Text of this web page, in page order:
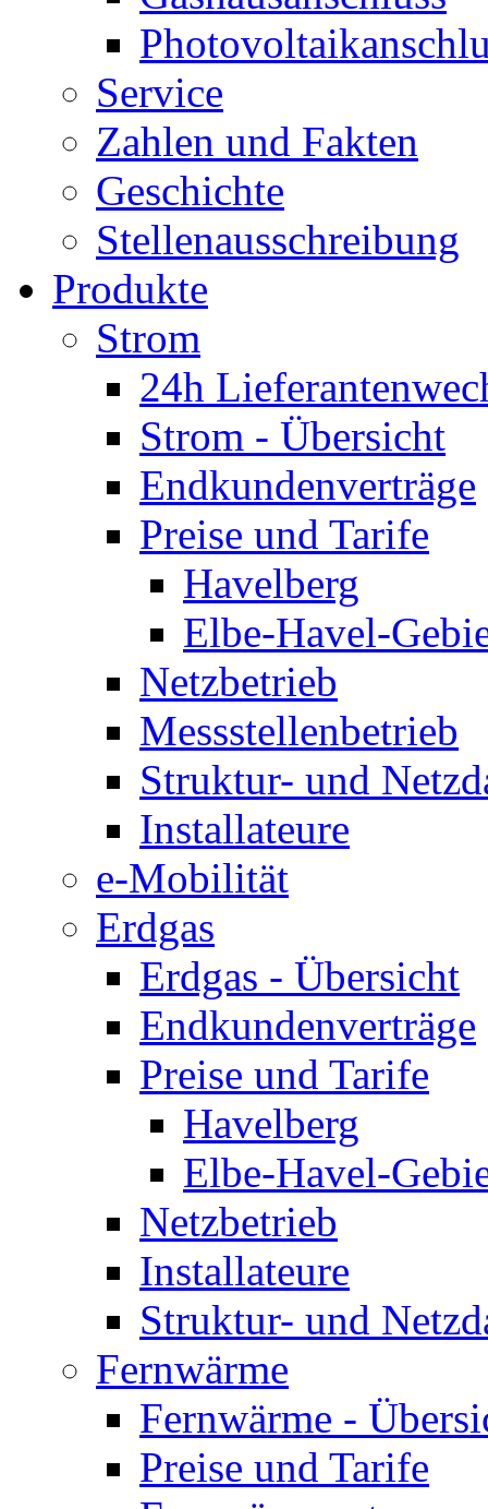
Service
Zahlen und Fakten
Geschichte
Stellenausschreibung
Produkte
Strom
24h
Strom - Übersicht
Endkundenverträge
Preise und Tarife
Havelberg
Elbe-Havel-
Netzbetrieb
Messstellenbetrieb
Struktur- und
Installateure
e-Mobilität
Erdgas
Erdgas - Übersicht
Endkundenverträge
Preise und Tarife
Havelberg
Elbe-Havel-
Netzbetrieb
Installateure
Struktur- und
Fernwärme
Fernwärme -
Preise und Tarife